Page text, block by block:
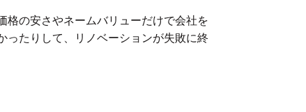
格の安さやネームバリューだけで会社を
ったりして、リノベーションが失敗に終